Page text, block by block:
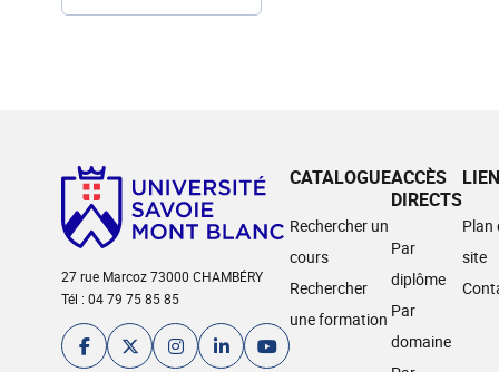
27 rue Marcoz 73000 CHAMBÉRY
Tél : 04 79 75 85 85
CATALOGUE
Rechercher un
cours
Rechercher
une formation
ACCÈS
DIRECTS
Par
diplôme
Par
domaine
Plan
site